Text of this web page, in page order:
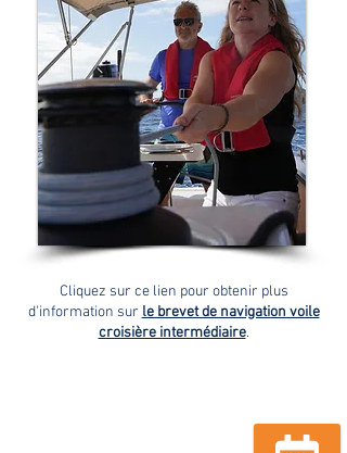
​Cliquez sur ce lien pour obtenir plus
d'information sur le brevet de navigation voile
croisière intermédiaire.